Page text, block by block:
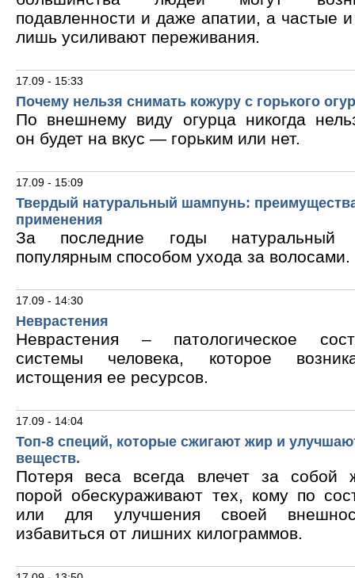
подавленности и даже апатии, а частые
лишь усиливают переживания.
17.09 - 15:33
Почему нельзя снимать кожуру с горького
По внешнему виду огурца никогда
он будет на вкус — горьким или нет.
17.09 - 15:09
Твердый натуральный шампунь:
применения
За последние годы натуральный
популярным способом ухода за волосами.
17.09 - 14:30
Неврастения
Неврастения – патологическое
системы человека, которое
истощения ее ресурсов.
17.09 - 14:04
Топ-8 специй, которые сжигают жир и
веществ.
Потеря веса всегда влечет за собой
порой обескураживают тех, кому по
или для улучшения своей
избавиться от лишних килограммов.